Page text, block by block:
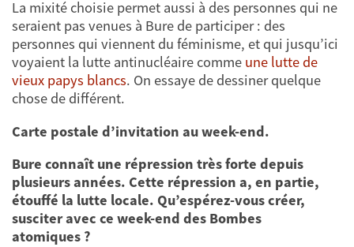
La mixité choisie permet aussi à des personnes qui ne
seraient pas venues à Bure de participer : des
personnes qui viennent du féminisme, et qui jusqu’ici
voyaient la lutte antinucléaire comme une lutte de
vieux papys blancs. On essaye de dessiner quelque
chose de différent.
Carte postale d’invitation au week-end.
Bure connaît une répression très forte depuis
plusieurs années. Cette répression a, en partie,
étouffé la lutte locale. Qu’espérez-vous créer,
susciter avec ce week-end des Bombes
atomiques ?